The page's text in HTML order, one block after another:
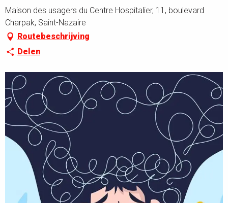
Maison des usagers du Centre Hospitalier, 11, boulevard
Charpak, Saint-Nazaire
Routebeschrijving
Delen